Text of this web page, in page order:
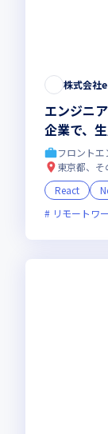
株式会社
エンジニ
企業で、
フロント
東京都、そ
React
リモートワ